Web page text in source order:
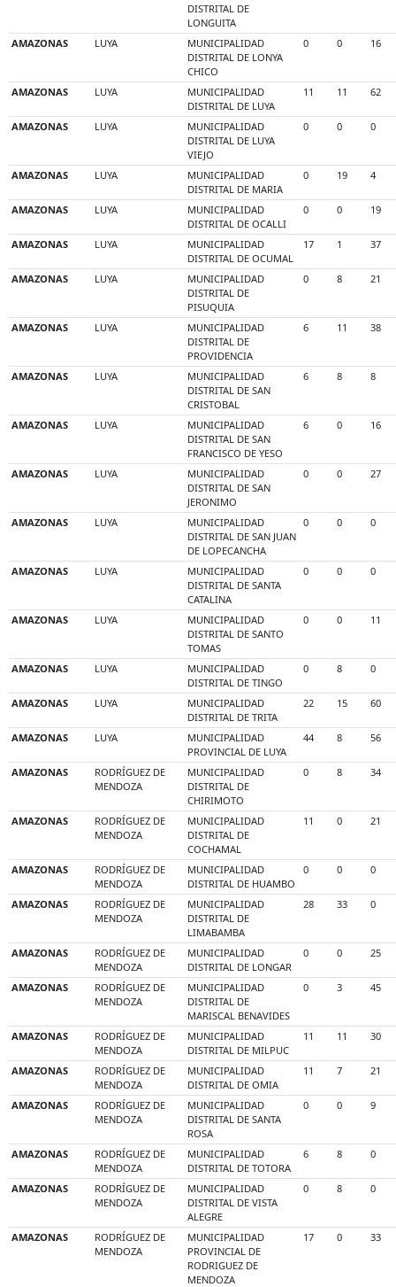
DISTRITAL DE
LONGUITA
AMAZONAS LUYA
MUNICIPALIDAD
DISTRITAL DE LONYA
CHICO
0 0 16
AMAZONAS LUYA
MUNICIPALIDAD
DISTRITAL DE LUYA
11 11 62
AMAZONAS LUYA
MUNICIPALIDAD
DISTRITAL DE LUYA
VIEJO
0 0 0
AMAZONAS LUYA
MUNICIPALIDAD
DISTRITAL DE MARIA
0 19 4
AMAZONAS LUYA
MUNICIPALIDAD
DISTRITAL DE OCALLI
0 0 19
AMAZONAS LUYA
MUNICIPALIDAD
DISTRITAL DE OCUMAL
17 1 37
AMAZONAS LUYA
MUNICIPALIDAD
DISTRITAL DE
PISUQUIA
0 8 21
AMAZONAS LUYA
MUNICIPALIDAD
DISTRITAL DE
PROVIDENCIA
6 11 38
AMAZONAS LUYA
MUNICIPALIDAD
DISTRITAL DE SAN
CRISTOBAL
6 8 8
AMAZONAS LUYA
MUNICIPALIDAD
DISTRITAL DE SAN
FRANCISCO DE YESO
6 0 16
AMAZONAS LUYA
MUNICIPALIDAD
DISTRITAL DE SAN
JERONIMO
0 0 27
AMAZONAS LUYA
MUNICIPALIDAD
DISTRITAL DE SAN JUAN
DE LOPECANCHA
0 0 0
AMAZONAS LUYA
MUNICIPALIDAD
DISTRITAL DE SANTA
CATALINA
0 0 0
AMAZONAS LUYA
MUNICIPALIDAD
DISTRITAL DE SANTO
TOMAS
0 0 11
AMAZONAS LUYA
MUNICIPALIDAD
DISTRITAL DE TINGO
0 8 0
AMAZONAS LUYA
MUNICIPALIDAD
DISTRITAL DE TRITA
22 15 60
AMAZONAS LUYA
MUNICIPALIDAD
PROVINCIAL DE LUYA
44 8 56
AMAZONAS
RODRÍGUEZ DE
MENDOZA
MUNICIPALIDAD
DISTRITAL DE
CHIRIMOTO
0 8 34
AMAZONAS
RODRÍGUEZ DE
MENDOZA
MUNICIPALIDAD
DISTRITAL DE
COCHAMAL
11 0 21
AMAZONAS
RODRÍGUEZ DE
MENDOZA
MUNICIPALIDAD
DISTRITAL DE HUAMBO
0 0 0
AMAZONAS
RODRÍGUEZ DE
MENDOZA
MUNICIPALIDAD
DISTRITAL DE
LIMABAMBA
28 33 0
AMAZONAS
RODRÍGUEZ DE
MENDOZA
MUNICIPALIDAD
DISTRITAL DE LONGAR
0 0 25
AMAZONAS
RODRÍGUEZ DE
MENDOZA
MUNICIPALIDAD
DISTRITAL DE
MARISCAL BENAVIDES
0 3 45
AMAZONAS
RODRÍGUEZ DE
MENDOZA
MUNICIPALIDAD
DISTRITAL DE MILPUC
11 11 30
AMAZONAS
RODRÍGUEZ DE
MENDOZA
MUNICIPALIDAD
DISTRITAL DE OMIA
11 7 21
AMAZONAS
RODRÍGUEZ DE
MENDOZA
MUNICIPALIDAD
DISTRITAL DE SANTA
ROSA
0 0 9
AMAZONAS
RODRÍGUEZ DE
MENDOZA
MUNICIPALIDAD
DISTRITAL DE TOTORA
6 8 0
AMAZONAS
RODRÍGUEZ DE
MENDOZA
MUNICIPALIDAD
DISTRITAL DE VISTA
ALEGRE
0 8 0
AMAZONAS
RODRÍGUEZ DE
MENDOZA
MUNICIPALIDAD
PROVINCIAL DE
RODRIGUEZ DE
MENDOZA
17 0 33